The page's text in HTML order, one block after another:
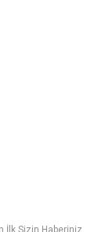
İlk Sizin Haberiniz